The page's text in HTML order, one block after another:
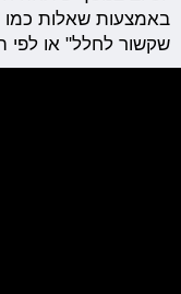
באמצעות שאלות כמו
שקשור לחלל" או לפי